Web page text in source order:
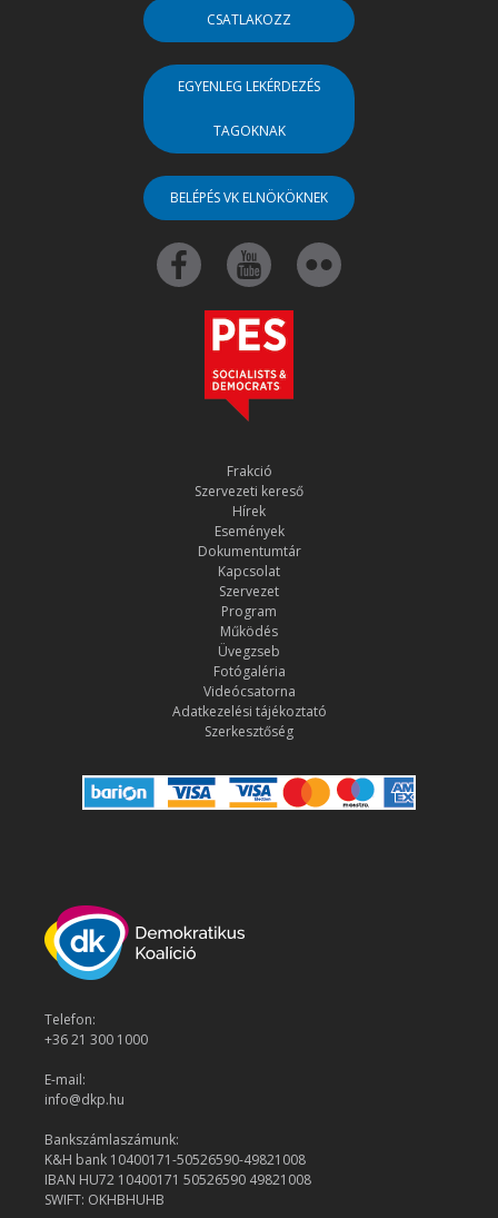
CSATLAKOZZ
EGYENLEG LEKÉRDEZÉS
TAGOKNAK
BELÉPÉS VK ELNÖKÖKNEK
Frakció
Szervezeti kereső
Hírek
Események
Dokumentumtár
Kapcsolat
Szervezet
Program
Működés
Üvegzseb
Fotógaléria
Videócsatorna
Adatkezelési tájékoztató
Szerkesztőség
Telefon:
+36 21 300 1000
E-mail:
info@dkp.hu
Bankszámlaszámunk:
K&H bank 10400171-50526590-49821008
IBAN HU72 10400171 50526590 49821008
SWIFT: OKHBHUHB